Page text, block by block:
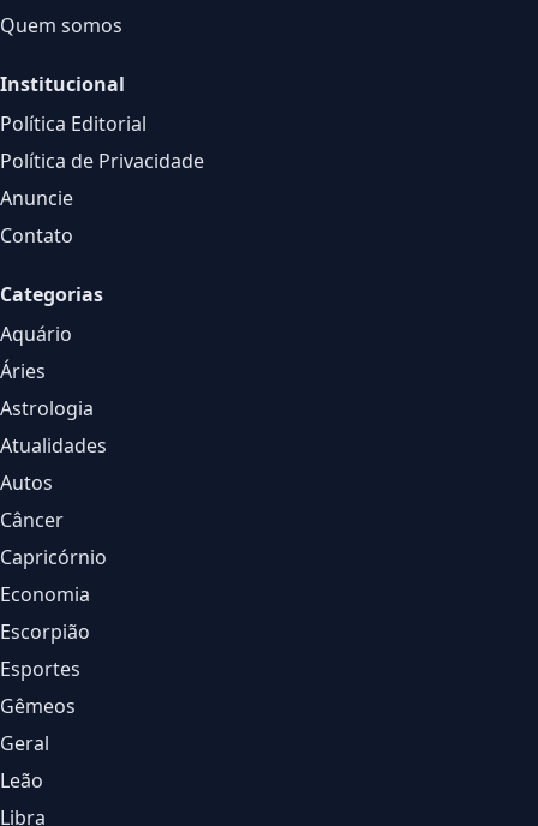
Quem somos
Institucional
Política Editorial
Política de Privacidade
Anuncie
Contato
Categorias
Aquário
Áries
Astrologia
Atualidades
Autos
Câncer
Capricórnio
Economia
Escorpião
Esportes
Gêmeos
Geral
Leão
Libra